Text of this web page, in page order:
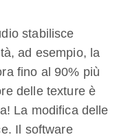
stabilisce
ad esempio, la
fino al 90% più
delle texture è
La modifica delle
Il software